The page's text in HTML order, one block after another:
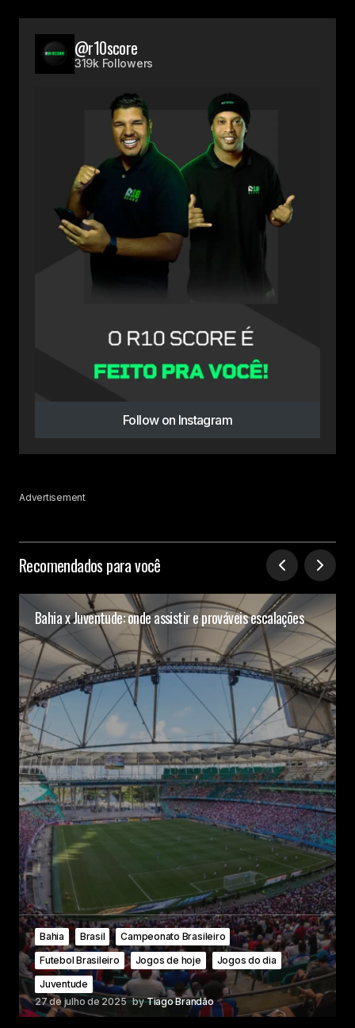
@r10score
319k Followers
Follow on Instagram
Advertisement
Recomendados para você
Bahia x Juventude: onde assistir e prováveis escalações
Bahia Brasil
Campeonato Brasileiro
Futebol Brasileiro
Jogos de hoje
Jogos do dia
Juventude
27 de julho de 2025 byTiago Brandão